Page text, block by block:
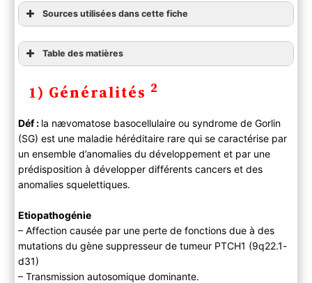
Sources utilisées dans cette fiche
Table des matières
2) Diagnostic
Anamnèse
Examen physique
B ) Paraclinique
C ) Diagnostic différentiel
4) PEC
1) Généralités 2
Déf : la nævomatose basocellulaire ou syndrome de Gorlin
(SG) est une maladie héréditaire rare qui se caractérise par
un ensemble d’anomalies du développement et par une
prédisposition à développer différents cancers et des
anomalies squelettiques.
Etiopathogénie
– Affection causée par une perte de fonctions due à des
mutations du gène suppresseur de tumeur PTCH1 (9q22.1-
d31)
– Transmission autosomique dominante.